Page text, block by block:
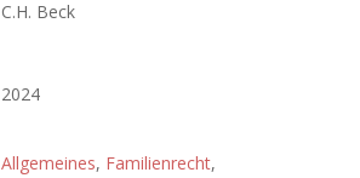
C.H. Beck
2024
Allgemeines, Familienrecht,